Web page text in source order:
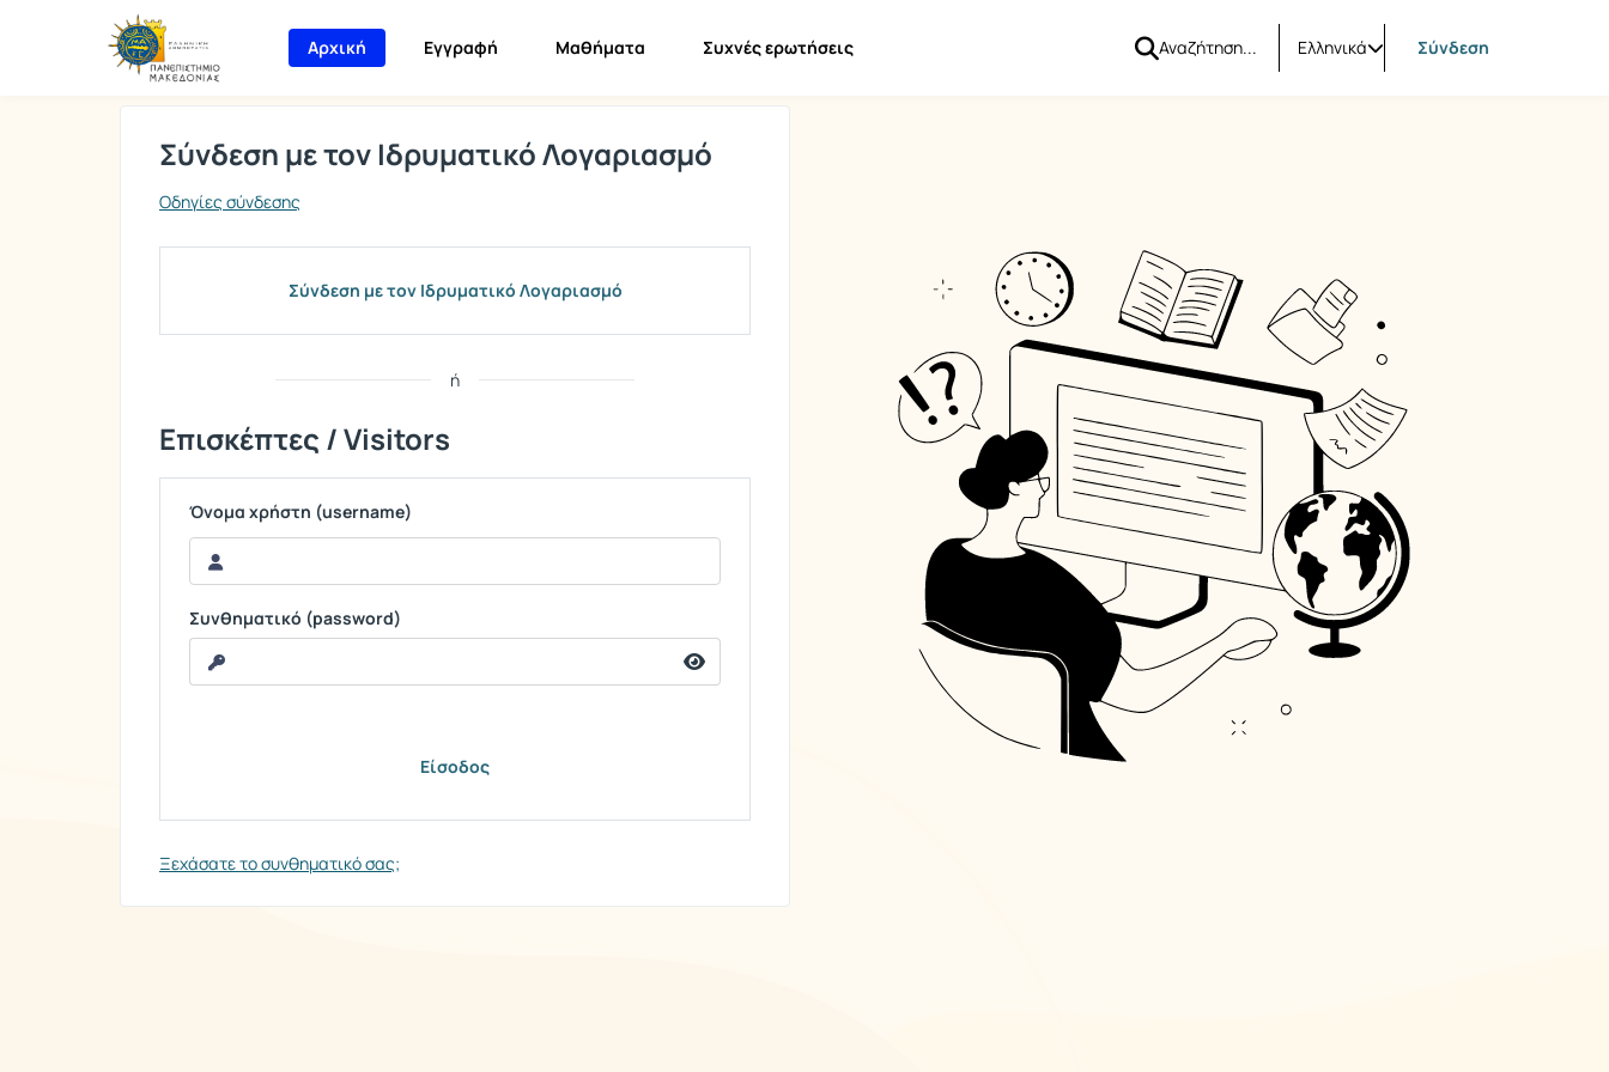
Αρχική Εγγραφή Μαθήματα Συχνές ερωτήσεις Ελληνικά Σύνδεση
Σύνδεση
Σύνδεση με τον Ιδρυματικό Λογαριασμό
Οδηγίες σύνδεσης
Σύνδεση με τον Ιδρυματικό Λογαριασμό
ή
Επισκέπτες / Visitors
Όνομα χρήστη (username)
Συνθηματικό (password)
Ξεχάσατε το συνθηματικό σας;